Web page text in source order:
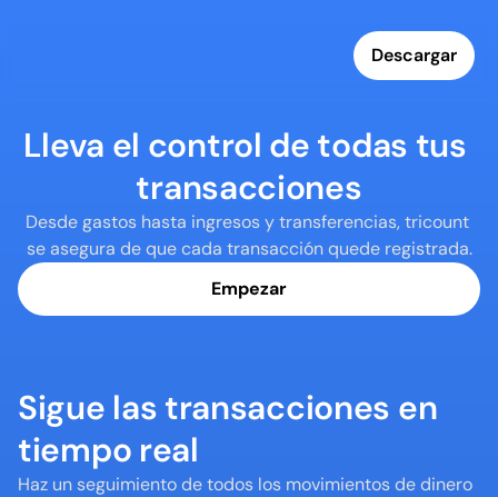
Descargar
Lleva el control de todas tus
transacciones
Desde gastos hasta ingresos y transferencias, tricount
se asegura de que cada transacción quede registrada.
Empezar
Sigue las transacciones en
tiempo real
Haz un seguimiento de todos los movimientos de dinero